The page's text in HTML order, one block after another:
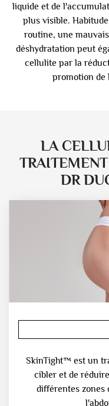
liquide et de
plus visible.
routine, une
déshydratation peut
cellulite par la
promotion de
LA
DR
SkinTight™ est un
cibler et de
différentes zones